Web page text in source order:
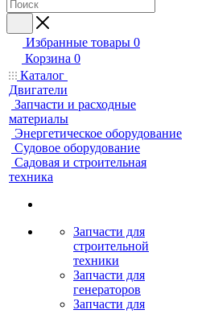
Избранные товары 0
Корзина 0
Каталог
Двигатели
Запчасти и расходные
материалы
Энергетическое оборудование
Судовое оборудование
Садовая и строительная
техника
Запчасти для
строительной
техники
Запчасти для
генераторов
Запчасти для